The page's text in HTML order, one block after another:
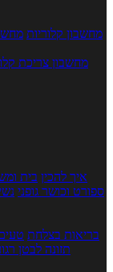
מחשבון קלוריות
מחשבון צריכת
איך להכין בית
ספורט וכושר גופני
בריאות בצלחת
תזונה לבטן